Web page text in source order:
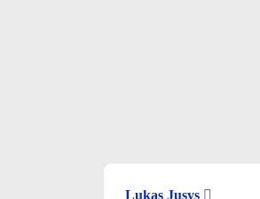
Lukas Jusys